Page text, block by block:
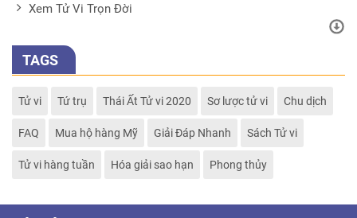
Xem Tử Vi Trọn Đời
TAGS
Tử vi Tứ trụ Thái Ất Tử vi 2020 Sơ lược tử vi Chu dịch
FAQ Mua hộ hàng Mỹ Giải Đáp Nhanh Sách Tử vi
Tử vi hàng tuần Hóa giải sao hạn Phong thủy